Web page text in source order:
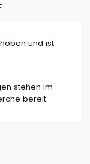
und ist
stehen im
bereit.